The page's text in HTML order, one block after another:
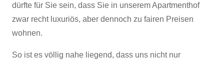
dürfte für Sie sein, dass Sie in unserem Apartmenthof
zwar recht luxuriös, aber dennoch zu fairen Preisen
wohnen.
So ist es völlig nahe liegend, dass uns nicht nur